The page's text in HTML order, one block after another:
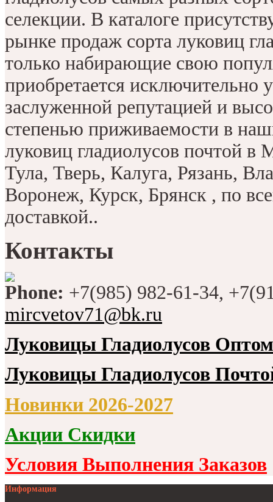
селекции. В каталоге
рынке продаж сорта луковиц
только набирающие свою
приобретается исключительно
заслуженной репутацией и
степенью приживаемости в
луковиц гладиолусов почтой
Тула, Тверь, Калуга, Рязань,
Воронеж, Курск, Брянск , по
доставкой..
Контакты
Phone: +7(985) 982-61-34,
mircvetov71@bk.ru
Луковицы Гладиолусов Оптом
Луковицы Гладиолусов
Новинки 2026-2027
Акции Скидки
Условия Выполнения Заказов
Информация